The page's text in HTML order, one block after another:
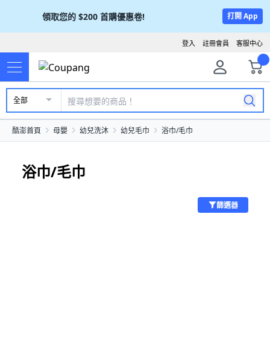
領取您的 $200 首購優惠卷! 打開 App
客服中心
註冊會員
登入
全部
酷澎首頁 母嬰 幼兒洗沐 幼兒毛巾 浴巾/毛巾
浴巾/毛巾
篩選器